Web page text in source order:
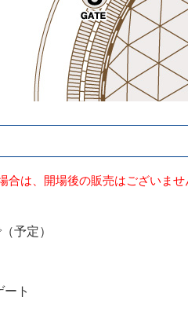
合は、開場後の販売はございませ
予定）
ト